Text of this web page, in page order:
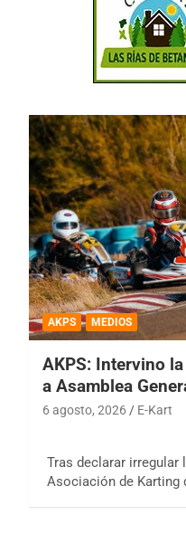
AKPS MEDIOS
AKPS: Intervino
a Asamblea
6 agosto, 2026 E-Kart
Tras declarar irregular
Asociación de Karting